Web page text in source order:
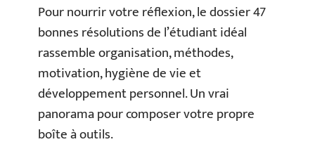
Pour nourrir votre réflexion, le dossier 47
bonnes résolutions de l’étudiant idéal
rassemble organisation, méthodes,
motivation, hygiène de vie et
développement personnel. Un vrai
panorama pour composer votre propre
boîte à outils.